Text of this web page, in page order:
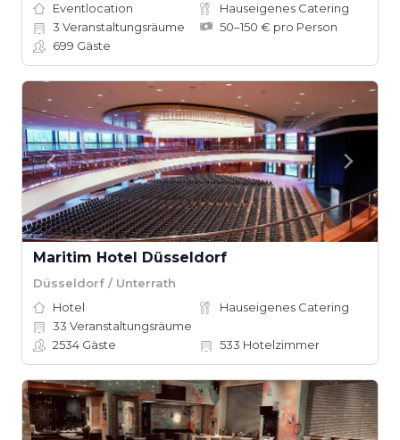
Eventlocation
Hauseigenes Catering
3 Veranstaltungsräume
50–150 € pro Person
699 Gäste
Maritim Hotel Düsseldorf
Düsseldorf / Unterrath
Hotel
Hauseigenes Catering
33 Veranstaltungsräume
2534 Gäste 533 Hotelzimmer